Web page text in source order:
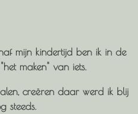
af mijn kindertijd ben ik in de
maken" van iets.
creëren daar werd ik blij
nog steeds.